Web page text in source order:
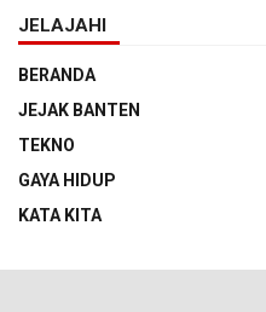
JELAJAHI
BERANDA
JEJAK BANTEN
TEKNO
GAYA HIDUP
KATA KITA